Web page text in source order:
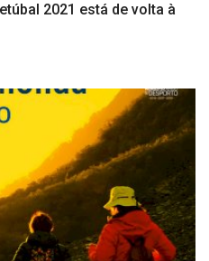
2021 está de volta à